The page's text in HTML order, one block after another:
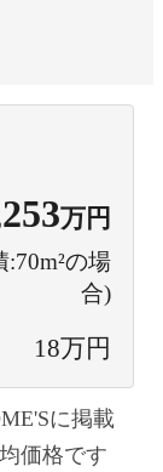
万円
の場
合)
18万円
に掲載
価格です